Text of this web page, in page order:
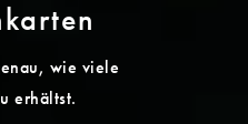
wie viele
erhältst.